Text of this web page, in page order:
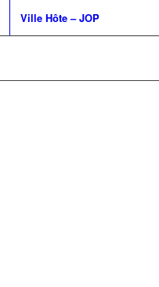
Ville Hôte – JOP